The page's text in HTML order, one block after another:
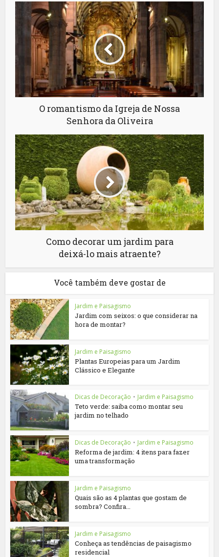
O romantismo da Igreja de Nossa
Senhora da Oliveira
Como decorar um jardim para
deixá-lo mais atraente?
Você também deve gostar de
Jardim e Paisagismo
Jardim com seixos: o que considerar na
hora de montar?
Jardim e Paisagismo
Plantas Europeias para um Jardim
Clássico e Elegante
Dicas de Decoração • Jardim e Paisagismo
Teto verde: saiba como montar seu
jardim no telhado
Dicas de Decoração • Jardim e Paisagismo
Reforma de jardim: 4 itens para fazer
uma transformação
Jardim e Paisagismo
Quais são as 4 plantas que gostam de
sombra? Confira...
Jardim e Paisagismo
Conheça as tendências de paisagismo
residencial